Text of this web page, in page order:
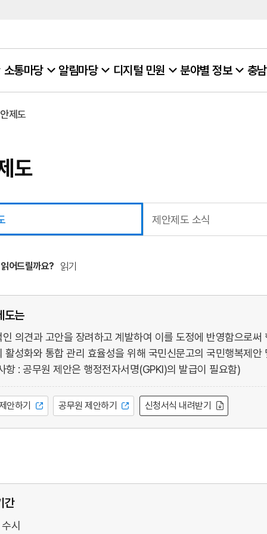
소통마당 알림마당 디지털 민원 분야별 정보 충
제도
도
제안제도 소식
어드릴까요? 읽기
도는
인 의견과 고안을 장려하고 계발하여 이를 도정에 반영함으로
활성화와 통합 관리 효율성을 위해 국민신문고의 국민행복제
항 : 공무원 제안은 행정전자서명(GPKI)의 발급이 필요함)
안하기 공무원 제안하기 신청서식 내려받기
간
시